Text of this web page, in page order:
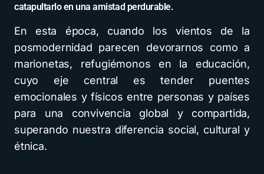
catapultarlo en una amistad perdurable.
En esta época, cuando los vientos de la
posmodernidad parecen devorarnos como a
marionetas, refugiémonos en la educación,
cuyo eje central es tender puentes
emocionales y físicos entre personas y países
para una convivencia global y compartida,
superando nuestra diferencia social, cultural y
étnica.